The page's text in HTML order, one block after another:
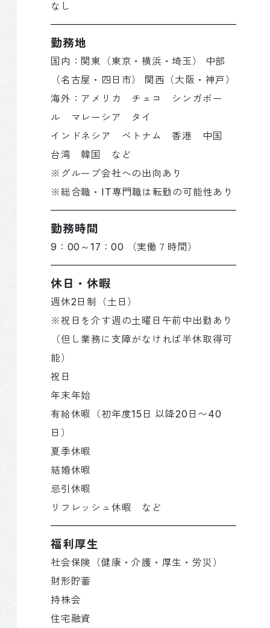
なし
勤務地
国内：関東（東京・横浜・埼玉） 中部
（名古屋・四日市） 関西（大阪・神戸）
海外：アメリカ チェコ シンガポー
ル マレーシア タイ
インドネシア ベトナム 香港 中国
台湾 韓国 など
※グループ会社への出向あり
※総合職・IT専門職は転勤の可能性あり
勤務時間
9：00～17：00 （実働７時間）
休日・休暇
週休2日制（土日）
※祝日を介す週の土曜日午前中出勤あり
（但し業務に支障がなければ半休取得可
能）
祝日
年末年始
有給休暇（初年度15日 以降20日〜40
日）
夏季休暇
結婚休暇
忌引休暇
リフレッシュ休暇 など
福利厚生
社会保険（健康・介護・厚生・労災）
財形貯蓄
持株会
住宅融資